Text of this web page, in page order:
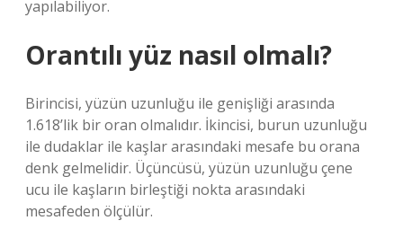
yapılabiliyor.
Orantılı yüz nasıl olmalı?
Birincisi, yüzün uzunluğu ile genişliği arasında
1.618’lik bir oran olmalıdır. İkincisi, burun uzunluğu
ile dudaklar ile kaşlar arasındaki mesafe bu orana
denk gelmelidir. Üçüncüsü, yüzün uzunluğu çene
ucu ile kaşların birleştiği nokta arasındaki
mesafeden ölçülür.